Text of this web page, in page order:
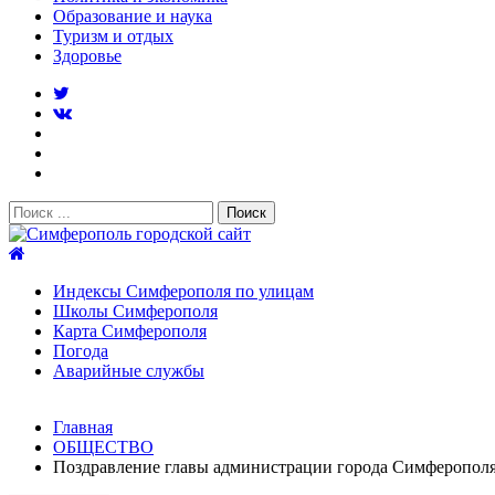
Образование и наука
Туризм и отдых
Здоровье
Поиск:
Индексы Симферополя по улицам
Школы Симферополя
Карта Симферополя
Погода
Аварийные службы
После атаки БПЛА на поезд Москва–Симферополь в
Услуги дератизации в Симферополе и Крыму — цены,
Главная
ОБЩЕСТВО
Поздравление главы администрации города